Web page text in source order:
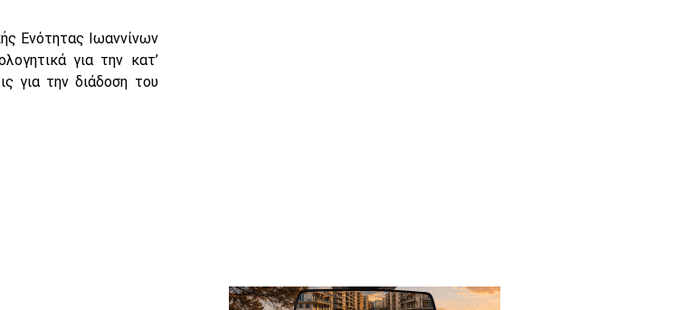
Ενότητας Ιωαννίνων
για την κατ’
για την διάδοση του